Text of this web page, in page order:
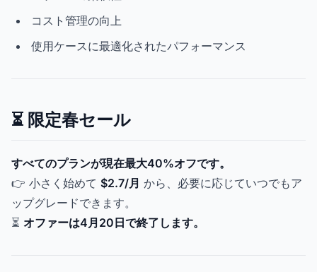
コスト管理の向上
使用ケースに最適化されたパフォーマンス
⏳ 限定春セール
すべてのプランが現在最大40%オフです。
👉 小さく始めて $2.7/月 から、必要に応じていつでもア
ップグレードできます。
⏳ オファーは4月20日で終了します。